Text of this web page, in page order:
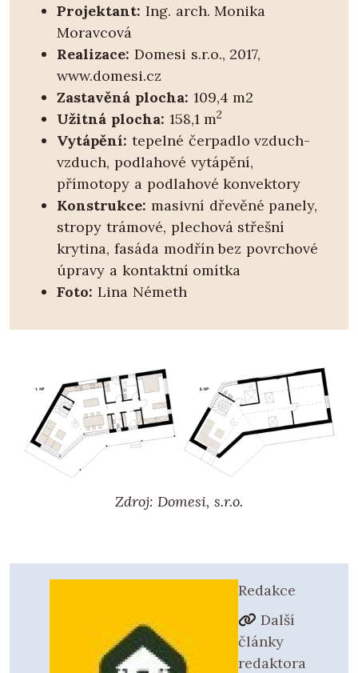
Projektant: Ing. arch. Monika
Moravcová
Realizace: Domesi s.r.o., 2017,
www.domesi.cz
Zastavěná plocha: 109,4 m2
Užitná plocha: 158,1 m2
Vytápění: tepelné čerpadlo vzduch-
vzduch, podlahové vytápění,
přímotopy a podlahové konvektory
Konstrukce: masivní dřevěné panely,
stropy trámové, plechová střešní
krytina, fasáda modřín bez povrchové
úpravy a kontaktní omítka
Foto: Lina Németh
Zdroj: Domesi, s.r.o.
Redakce
Další
články
redaktora